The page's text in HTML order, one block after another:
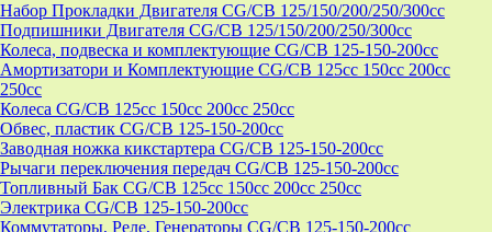
Набор Прокладки Двигателя CG/CB 125/150/200/250/300cc
Подпишники Двигателя CG/CB 125/150/200/250/300cc
Колеса, подвеска и комплектующие CG/CB 125-150-200cc
Амортизатори и Комплектующие CG/CB 125cc 150cc 200cc
250cc
Колеса CG/CB 125cc 150cc 200cc 250cc
Обвес, пластик CG/CB 125-150-200cc
Заводная ножка кикстартера CG/CB 125-150-200cc
Рычаги переключения передач CG/CB 125-150-200cc
Топливный Бак CG/CB 125cc 150cc 200cc 250cc
Электрика CG/CB 125-150-200cc
Коммутаторы, Реле, Генераторы CG/CB 125-150-200cc